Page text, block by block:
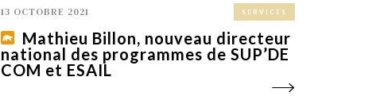
13 OCTOBRE 2021 SERVICES
Mathieu Billon, nouveau directeur
national des programmes de SUP’DE
COM et ESAIL